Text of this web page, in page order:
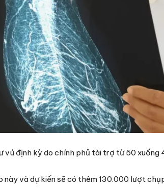
vú định kỳ do chính phủ tài trợ từ 50 xuống
này và dự kiến sẽ có thêm 130.000 lượt